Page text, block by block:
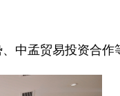
中孟贸易投资合作